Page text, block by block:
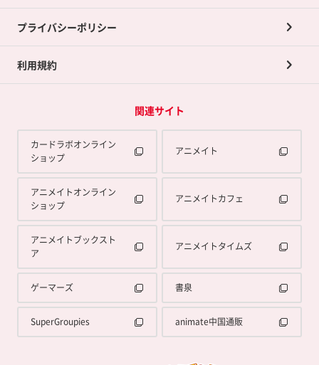
プライバシーポリシー
利用規約
関連サイト
カードラボオンライン
ショップ
アニメイト
アニメイトオンライン
ショップ
アニメイトカフェ
アニメイトブックスト
ア
アニメイトタイムズ
ゲーマーズ 書泉
SuperGroupies animate中国通販